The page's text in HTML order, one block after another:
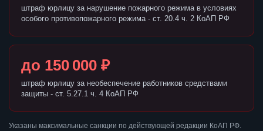
штраф юрлицу за нарушение пожарного режима в условиях
особого противопожарного режима - ст. 20.4 ч. 2 КоАП РФ
до 150 000 ₽
штраф юрлицу за необеспечение работников средствами
защиты - ст. 5.27.1 ч. 4 КоАП РФ
Указаны максимальные санкции по действующей редакции КоАП РФ.